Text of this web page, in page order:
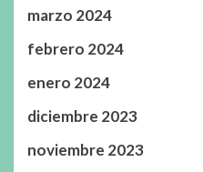
marzo 2024
febrero 2024
enero 2024
diciembre 2023
noviembre 2023